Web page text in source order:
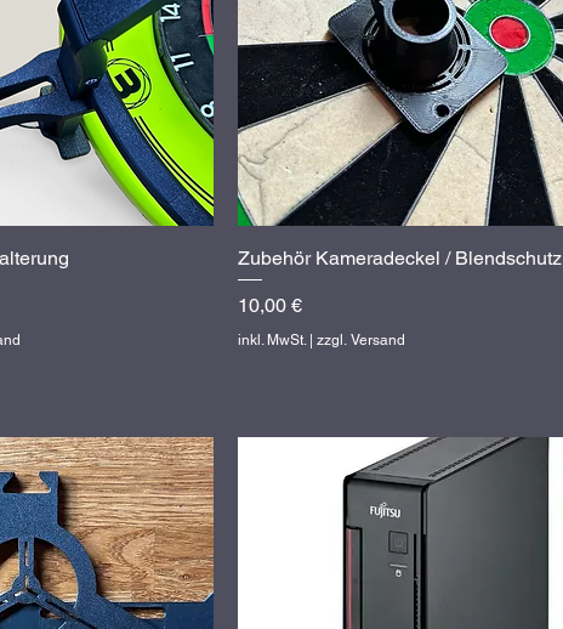
Schnellansicht
Zubehör Kameradeckel / Blendschutz
Preis
10,00 €
inkl. MwSt. | zzgl. Versand